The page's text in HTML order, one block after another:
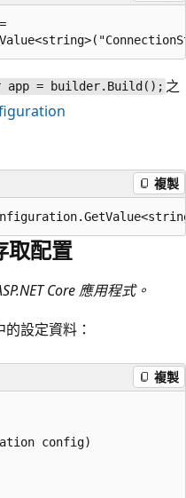
app = builder.Build(); 之
複製
取配置
Core 應用程式。
的設定資料：
複製
config)